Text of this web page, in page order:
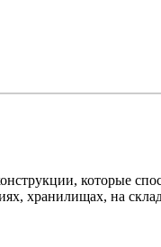
которые
хранилищах, на